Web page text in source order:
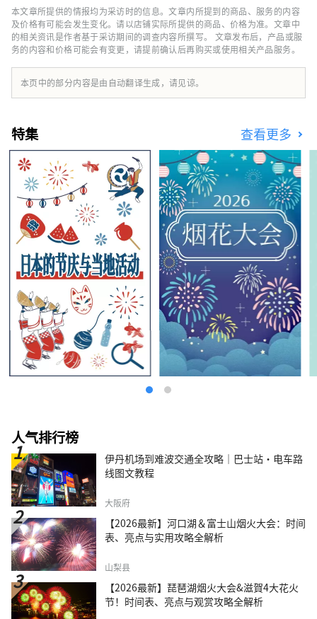
水果，无论甜度、香气还是风味，都是最高品质
的。 您可以品尝白桃、麝香葡萄、先锋葡萄等
时令水果！ 冈山还拥有世界级的旅游景点，包
括冈山城、日本三大名园之一的冈山后乐园以及
拥有历史、文化和艺术的仓敷美观地区！
本文章所提供的情报均为采访时的信息。文章内所提到的商品、服务的内容
及价格有可能会发生变化。请以店铺实际所提供的商品、价格为准。文章中
的相关资讯是作者基于采访期间的调查内容所撰写。 文章发布后，产品或服
务的内容和价格可能会有变更，请提前确认后再购买或使用相关产品服务。
本页中的部分内容是由自动翻译生成，请见谅。
特集 查看更多
人气排行榜
伊丹机场到难波交通全攻略｜巴士站・电车路
线图文教程
大阪府
【2026最新】河口湖＆富士山烟火大会：时间
表、亮点与实用攻略全解析
山梨县
【2026最新】琵琶湖烟火大会&滋賀4大花火
节！时间表、亮点与观赏攻略全解析